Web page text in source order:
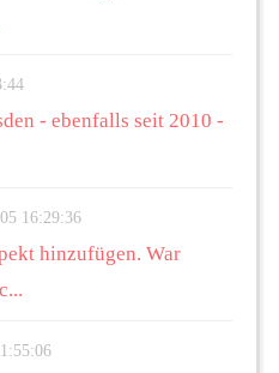
- ebenfalls seit 2010 -
16:29:36
hinzufügen. War